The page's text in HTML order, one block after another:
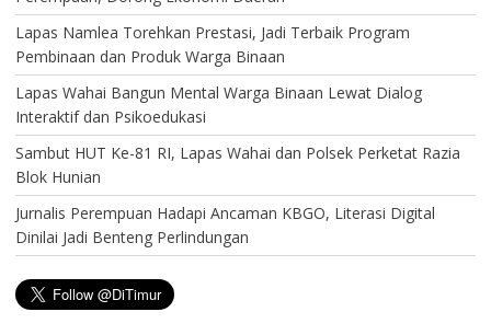
Lapas Namlea Torehkan Prestasi, Jadi Terbaik Program
Pembinaan dan Produk Warga Binaan
Lapas Wahai Bangun Mental Warga Binaan Lewat Dialog
Interaktif dan Psikoedukasi
Sambut HUT Ke-81 RI, Lapas Wahai dan Polsek Perketat Razia
Blok Hunian
Jurnalis Perempuan Hadapi Ancaman KBGO, Literasi Digital
Dinilai Jadi Benteng Perlindungan